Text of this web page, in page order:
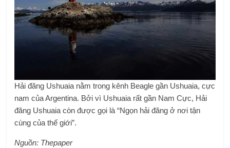
Hải đăng Ushuaia nằm trong kênh Beagle gần Ushuaia, cực
nam của Argentina. Bởi vì Ushuaia rất gần Nam Cực, Hải
đăng Ushuaia còn được gọi là “Ngọn hải đăng ở nơi tận
cùng của thế giới”.
Nguồn: Thepaper